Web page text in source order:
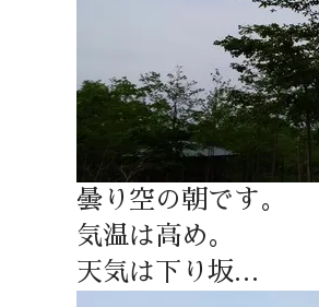
曇り空の朝です。
気温は高め。
天気は下り坂…